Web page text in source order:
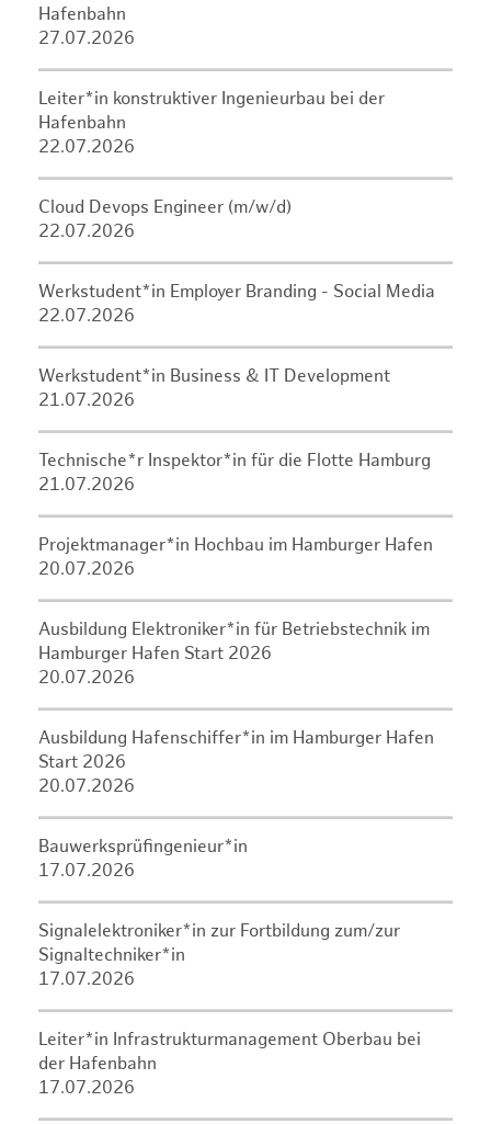
Hafenbahn
27.07.2026
Leiter*in konstruktiver Ingenieurbau bei der
Hafenbahn
22.07.2026
Cloud Devops Engineer (m/w/d)
22.07.2026
Werkstudent*in Employer Branding - Social Media
22.07.2026
Werkstudent*in Business & IT Development
21.07.2026
Technische*r Inspektor*in für die Flotte Hamburg
21.07.2026
Projektmanager*in Hochbau im Hamburger Hafen
20.07.2026
Ausbildung Elektroniker*in für Betriebstechnik im
Hamburger Hafen Start 2026
20.07.2026
Ausbildung Hafenschiffer*in im Hamburger Hafen
Start 2026
20.07.2026
Bauwerksprüfingenieur*in
17.07.2026
Signalelektroniker*in zur Fortbildung zum/zur
Signaltechniker*in
17.07.2026
Leiter*in Infrastrukturmanagement Oberbau bei
der Hafenbahn
17.07.2026